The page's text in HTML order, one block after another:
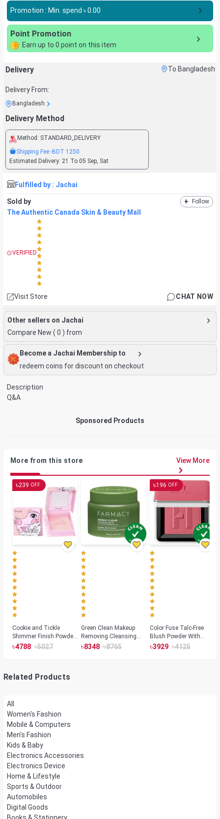
Promotion : Min. spend ৳0.00
Point Promotion
Earn up to 0 point on this item
Delivery To Bangladesh
Delivery From:
Bangladesh
Delivery Method
Method: STANDARD_DELIVERY
Shipping Fee:-BDT 1250
Estimated Delivery: 21 To 05 Sep, Sat
Fulfilled by : Jachai
Sold by + Follow
The Authentic Canada Skin & Beauty Mall
VERIFIED
Visit Store CHAT NOW
Other sellers on Jachai
Compare New ( 0 ) from
Become a Jachai Membership to
redeem coins for discount on checkout
Description
Q&A
Sponsored Products
More from this store View More
৳239 OFF
Cookie and Tickle
Shimmer Finish Powder
Highlighters
৳4788 ৳5027
Green Clean Makeup
Removing Cleansing
Balm
৳8348 ৳8765
৳196 OFF
Color Fuse Talc-Free
Blush Powder With
Fermented Arnica
৳3929 ৳4125
Related Products
All
Women's Fashion
Mobile & Computers
Men's Fashion
Kids & Baby
Electronics Accessories
Electronics Device
Home & Lifestyle
Sports & Outdoor
Automobiles
Digital Goods